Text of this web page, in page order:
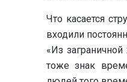
Что касается
входили
«Из
тоже знак